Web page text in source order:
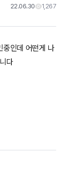
22.06.30 1,267
중인데 어떤게 나
다